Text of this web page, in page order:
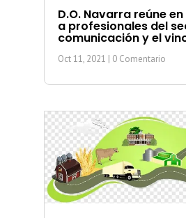
D.O. Navarra reúne
a profesionales del
comunicación y el
Oct 11, 2021 | 0 Comentario